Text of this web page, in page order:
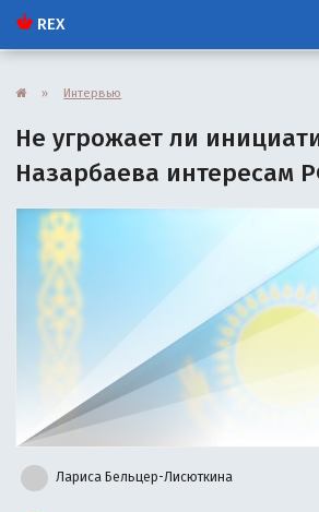
REX
» Интервью
Не угрожает ли
Назарбаева интересам
Лариса Бельцер-Лисюткина